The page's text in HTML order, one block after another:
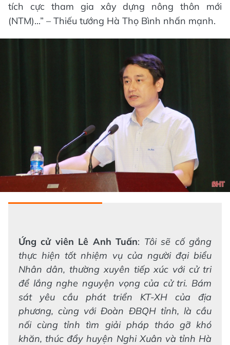
tích cực tham gia xây dựng nông thôn mới
(NTM)...” – Thiếu tướng Hà Thọ Bình nhấn mạnh.
Ứng cử viên Lê Anh Tuấn: Tôi sẽ cố gắng
thực hiện tốt nhiệm vụ của người đại biểu
Nhân dân, thường xuyên tiếp xúc với cử tri
để lắng nghe nguyện vọng của cử tri. Bám
sát yêu cầu phát triển KT-XH của địa
phương, cùng với Đoàn ĐBQH tỉnh, là cầu
nối cùng tỉnh tìm giải pháp tháo gỡ khó
khăn, thúc đẩy huyện Nghi Xuân và tỉnh Hà